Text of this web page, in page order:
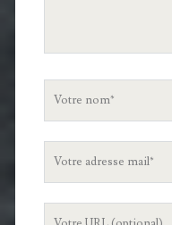
Votre